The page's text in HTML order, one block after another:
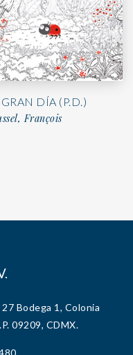
GRAN DÍA (P.D.)
François
Bodega 1, Colonia
09209, CDMX.